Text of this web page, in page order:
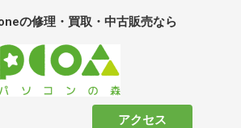
の修理・買取・中古販売なら
アクセス